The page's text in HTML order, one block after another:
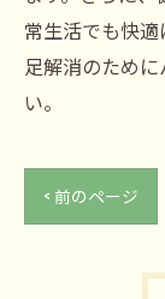
常生活でも快
足解消のため
い。
< 前のページ